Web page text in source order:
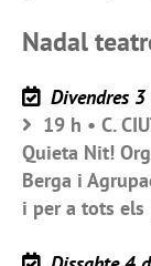
Nadal
Divendres 3
19 h • C.
Quieta Nit!
Berga i
i per a tots els